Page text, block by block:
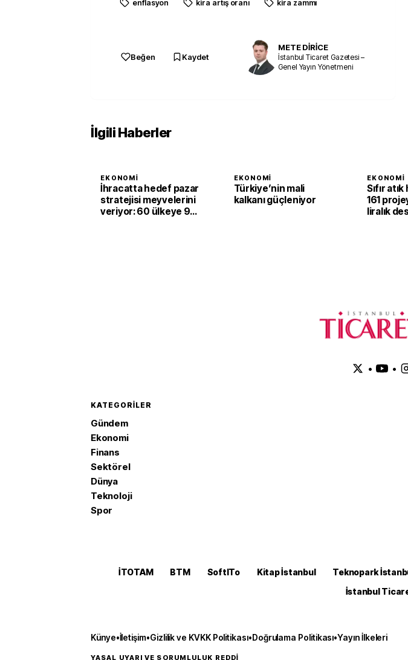
enflasyon kira artış oranı kira zammı
Beğen Kaydet
METE DİRİCE
İstanbul Ticaret Gazetesi –
Genel Yayın Yönetmeni
İlgili Haberler
EKONOMI
İhracatta hedef pazar
stratejisi meyvelerini
veriyor: 60 ülkeye 94
EKONOMI
Türkiye’nin mali
kalkanı güçleniyor
EKONOMI
Sıfır
161
liralık
• •
KATEGORILER
Gündem
Ekonomi
Finans
Sektörel
Dünya
Teknoloji
Spor
İTOTAM BTM SoftITo Kitap İstanbul Teknopark
İstanbul
Künye•İletişim•Gizlilik ve KVKK Politikası•Doğrulama Politikası•Yayın İlkeleri
YASAL UYARI VE SORUMLULUK REDDİ